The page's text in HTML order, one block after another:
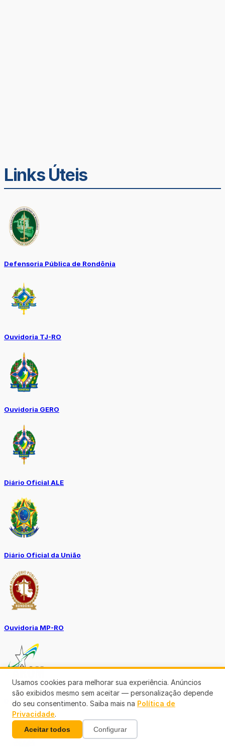
Links Úteis
Defensoria Pública de Rondônia
Ouvidoria TJ-RO
Ouvidoria GERO
Diário Oficial ALE
Diário Oficial da União
Ouvidoria MP-RO
Diário Oficial Municípios
Usamos cookies para melhorar sua experiência. Anúncios
são exibidos mesmo sem aceitar — personalização depende
do seu consentimento. Saiba mais na Política de
Privacidade.
Aceitar todos Configurar